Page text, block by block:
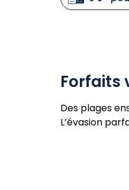
Forfaits
Des plages
L’évasion